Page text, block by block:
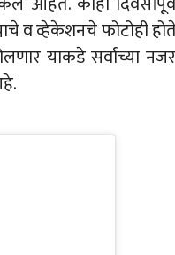
व व्हेकेशनचे फोटोही
याकडे सर्वांच्या